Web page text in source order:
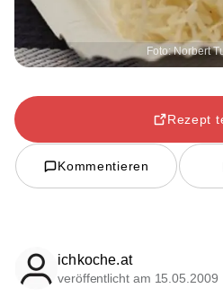
Foto: Norbert
Rezept
Kommentieren
ichkoche.at
veröffentlicht am 15.05.2009